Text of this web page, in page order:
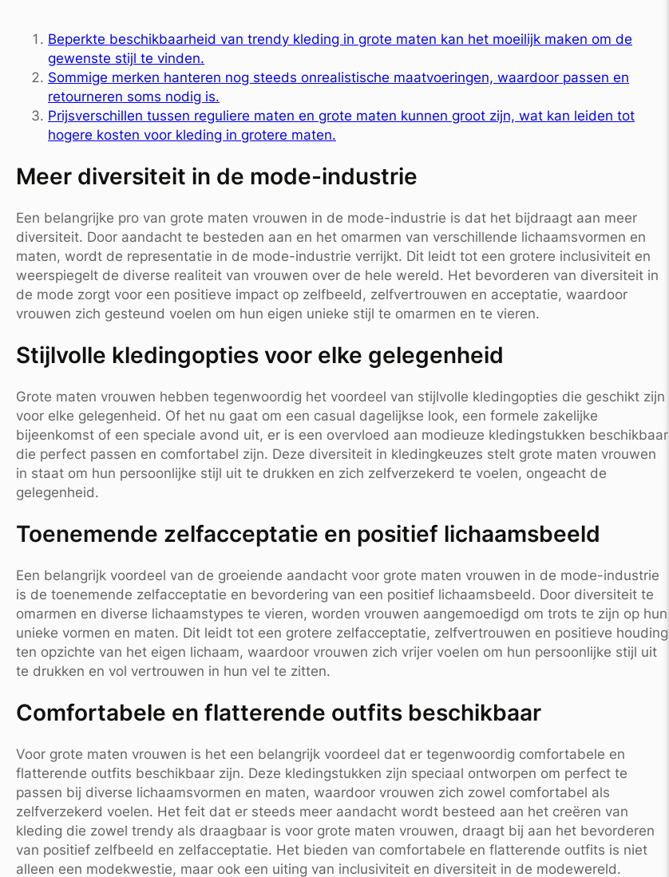
Beperkte beschikbaarheid van trendy kleding in grote maten kan het moeilijk maken om de
gewenste stijl te vinden.
Sommige merken hanteren nog steeds onrealistische maatvoeringen, waardoor passen en
retourneren soms nodig is.
Prijsverschillen tussen reguliere maten en grote maten kunnen groot zijn, wat kan leiden tot
hogere kosten voor kleding in grotere maten.
Meer diversiteit in de mode-industrie
Een belangrijke pro van grote maten vrouwen in de mode-industrie is dat het bijdraagt aan meer
diversiteit. Door aandacht te besteden aan en het omarmen van verschillende lichaamsvormen en
maten, wordt de representatie in de mode-industrie verrijkt. Dit leidt tot een grotere inclusiviteit en
weerspiegelt de diverse realiteit van vrouwen over de hele wereld. Het bevorderen van diversiteit in
de mode zorgt voor een positieve impact op zelfbeeld, zelfvertrouwen en acceptatie, waardoor
vrouwen zich gesteund voelen om hun eigen unieke stijl te omarmen en te vieren.
Stijlvolle kledingopties voor elke gelegenheid
Grote maten vrouwen hebben tegenwoordig het voordeel van stijlvolle kledingopties die geschikt zijn
voor elke gelegenheid. Of het nu gaat om een casual dagelijkse look, een formele zakelijke
bijeenkomst of een speciale avond uit, er is een overvloed aan modieuze kledingstukken beschikbaar
die perfect passen en comfortabel zijn. Deze diversiteit in kledingkeuzes stelt grote maten vrouwen
in staat om hun persoonlijke stijl uit te drukken en zich zelfverzekerd te voelen, ongeacht de
gelegenheid.
Toenemende zelfacceptatie en positief lichaamsbeeld
Een belangrijk voordeel van de groeiende aandacht voor grote maten vrouwen in de mode-industrie
is de toenemende zelfacceptatie en bevordering van een positief lichaamsbeeld. Door diversiteit te
omarmen en diverse lichaamstypes te vieren, worden vrouwen aangemoedigd om trots te zijn op hun
unieke vormen en maten. Dit leidt tot een grotere zelfacceptatie, zelfvertrouwen en positieve houding
ten opzichte van het eigen lichaam, waardoor vrouwen zich vrijer voelen om hun persoonlijke stijl uit
te drukken en vol vertrouwen in hun vel te zitten.
Comfortabele en flatterende outfits beschikbaar
Voor grote maten vrouwen is het een belangrijk voordeel dat er tegenwoordig comfortabele en
flatterende outfits beschikbaar zijn. Deze kledingstukken zijn speciaal ontworpen om perfect te
passen bij diverse lichaamsvormen en maten, waardoor vrouwen zich zowel comfortabel als
zelfverzekerd voelen. Het feit dat er steeds meer aandacht wordt besteed aan het creëren van
kleding die zowel trendy als draagbaar is voor grote maten vrouwen, draagt bij aan het bevorderen
van positief zelfbeeld en zelfacceptatie. Het bieden van comfortabele en flatterende outfits is niet
alleen een modekwestie, maar ook een uiting van inclusiviteit en diversiteit in de modewereld.